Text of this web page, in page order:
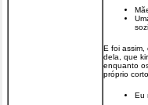
E foi assim,
dela, que
enquanto
próprio
Eu